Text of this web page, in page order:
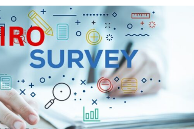
PT Multi Utama Risetindo
Artikel Riset